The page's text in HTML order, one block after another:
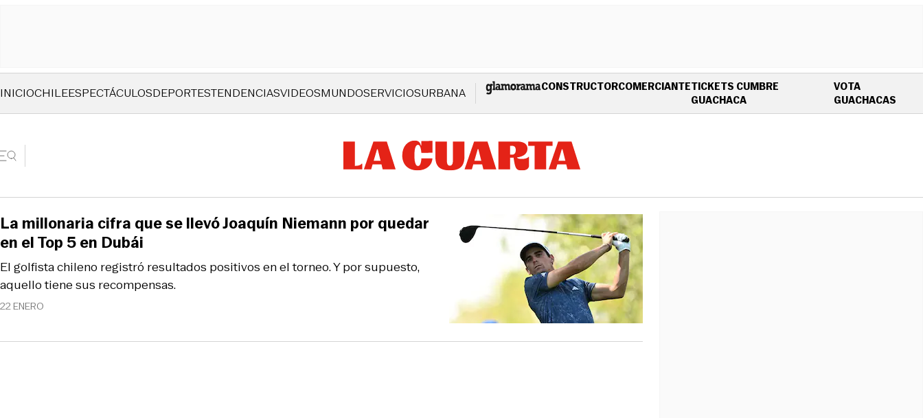
INICIOCHILEESPECTÁCULOSDEPORTESTENDENCIASVIDEOSMUNDOSERVICIOSURBANA CONSTRUCTORCOMERCIANTETICKETS CUMBRE
GUACHACAOPENS IN NEW WINDOW
VOTA
GUACHACAS
22 ENERO
El golfista chileno registró resultados positivos en el torneo. Y por supuesto,
aquello tiene sus recompensas.
La millonaria cifra que se llevó Joaquín Niemann por quedar
en el Top 5 en Dubái